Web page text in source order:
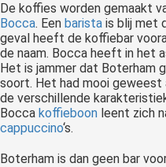
De koffies worden gemaakt
Bocca. Een barista is blij met
geval heeft de koffiebar
de naam. Bocca heeft in het
Het is jammer dat Boterham
soort. Het had mooi geweest
de verschillende
Bocca koffieboon leent zich
cappuccino‘s.
Boterham is dan geen bar